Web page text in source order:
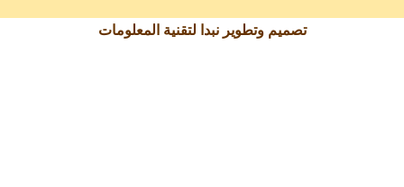
تصميم وتطوير نبدا لتقنية المعلومات